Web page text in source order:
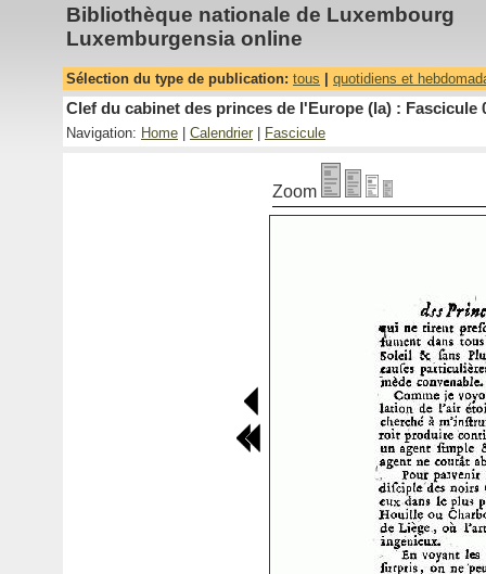
Bibliothèque nationale de Luxembourg
Luxemburgensia online
Sélection du type de publication: tous quotidiens et
Clef du cabinet des princes de l'Europe (la) : Fascicule
Navigation: Home Calendrier Fascicule
Zoom